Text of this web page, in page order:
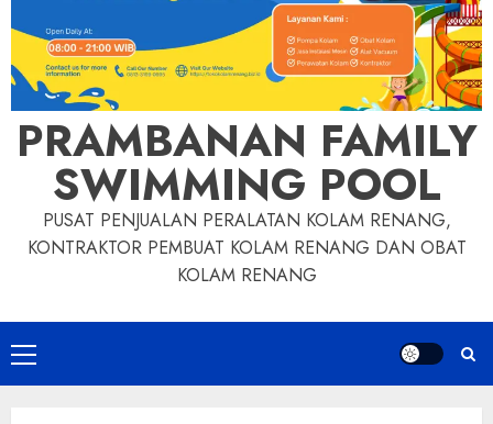
PRAMBANAN FAMILY
SWIMMING POOL
PUSAT PENJUALAN PERALATAN KOLAM RENANG,
KONTRAKTOR PEMBUAT KOLAM RENANG DAN OBAT
KOLAM RENANG
Primary
Menu